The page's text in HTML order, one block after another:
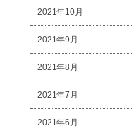
2021年10月
2021年9月
2021年8月
2021年7月
2021年6月